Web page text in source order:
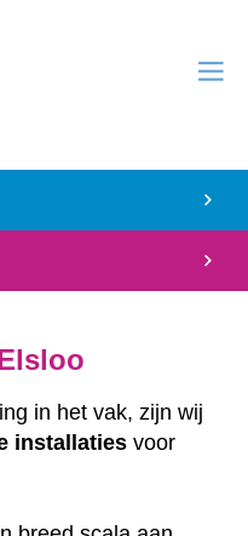
in het vak, zijn wij
installaties voor